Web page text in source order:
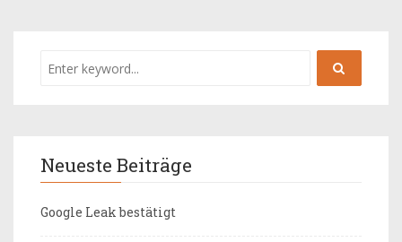
Neueste Beiträge
Google Leak bestätigt